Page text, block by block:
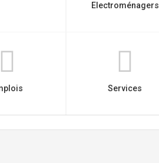
Electroménagers
Services